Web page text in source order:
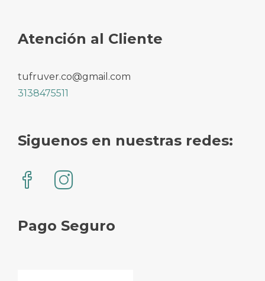
Atención al Cliente
tufruver.co@gmail.com
3138475511
Siguenos en nuestras redes:
Pago Seguro